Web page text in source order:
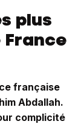
plus
française
Abdallah.
complicité